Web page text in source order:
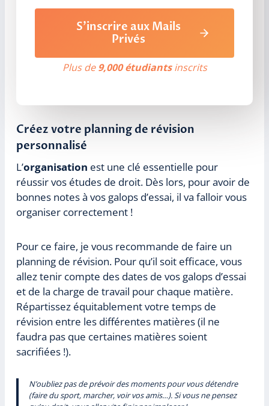
S’inscrire aux Mails
Privés
Plus de9,000 étudiantsinscrits
Créez votre planning de révision
personnalisé
L’organisation est une clé essentielle pour
réussir vos études de droit. Dès lors, pour avoir de
bonnes notes à vos galops d’essai, il va falloir vous
organiser correctement !
Pour ce faire, je vous recommande de faire un
planning de révision. Pour qu’il soit efficace, vous
allez tenir compte des dates de vos galops d’essai
et de la charge de travail pour chaque matière.
Répartissez équitablement votre temps de
révision entre les différentes matières (il ne
faudra pas que certaines matières soient
sacrifiées !).
N’oubliez pas de prévoir des moments pour vous détendre
(faire du sport, marcher, voir vos amis…). Si vous ne pensez